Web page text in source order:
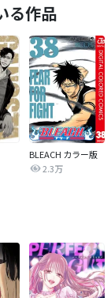
る作品
BLEACH カラー版
2.3万